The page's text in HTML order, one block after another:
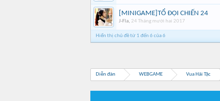
[MINIGAME]TỔ ĐỘI CHIẾN 24
J-Fla, 24 Tháng mười hai 2017
Hiển thị chủ đề từ 1 đến 6 của 6
Diễn đàn WEBGAME Vua Hải Tặc